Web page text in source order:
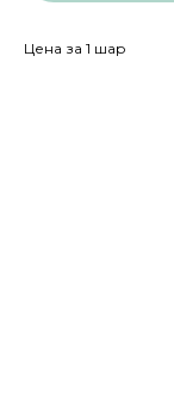
Цена за 1 шар